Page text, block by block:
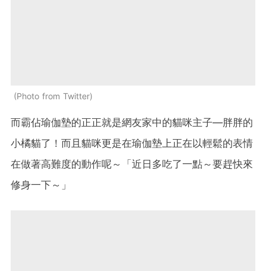
Photo from Twitter
而霸佔瑜伽墊的正正就是網友家中的貓咪主子—胖胖的
小橘貓了！而且貓咪更是在瑜伽墊上正在以輕鬆的表情
在做著高難度的動作呢～「近日多吃了一點～要趕快來
修身一下～」